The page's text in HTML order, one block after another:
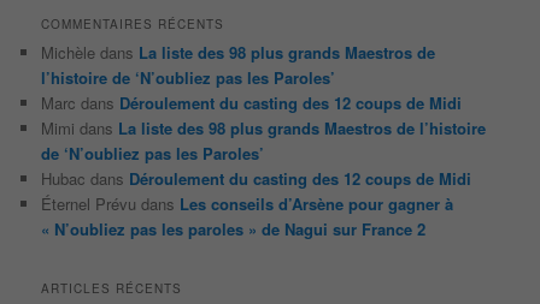
COMMENTAIRES RÉCENTS
Michèle dans La liste des 98 plus grands Maestros de
l’histoire de ‘N’oubliez pas les Paroles’
Marc dans Déroulement du casting des 12 coups de Midi
Mimi dans La liste des 98 plus grands Maestros de l’histoire
de ‘N’oubliez pas les Paroles’
Hubac dans Déroulement du casting des 12 coups de Midi
Éternel Prévu dans Les conseils d’Arsène pour gagner à
« N’oubliez pas les paroles » de Nagui sur France 2
ARTICLES RÉCENTS